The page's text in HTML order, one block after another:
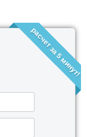
расчет за 5 минут!